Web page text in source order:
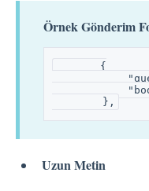
Örnek Gönderim
       {
        },
Uzun Metin